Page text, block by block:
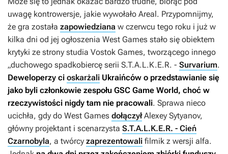
uwagę kontrowersje, jakie wywołało Areal . Przypomnijmy,
że gra została zapowiedziana w czerwcu tego roku i już w
kilka dni od jej ogłoszenia West Games stało się obiektem
krytyki ze strony studia Vostok Games, tworzącego innego
„duchowego spadkobiercę serii S.T.A.L.K.E.R. - Survarium.
Deweloperzy ci oskarżali Ukraińców o przedstawianie się
jako byli członkowie zespołu GSC Game World, choć w
rzeczywistości nigdy tam nie pracowali. Sprawa nieco
ucichła, gdy do West Games dołączyłAlexey Sytyanov,
główny projektant i scenarzysta S.T.A.L.K.E.R. - Cień
Czarnobyla, a twórcy zaprezentowali filmik z wersji alfa.